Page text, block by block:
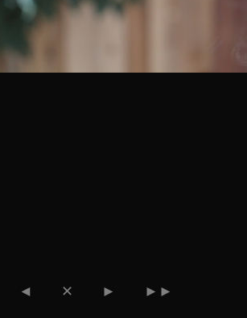
◄ ✕ ► ►►